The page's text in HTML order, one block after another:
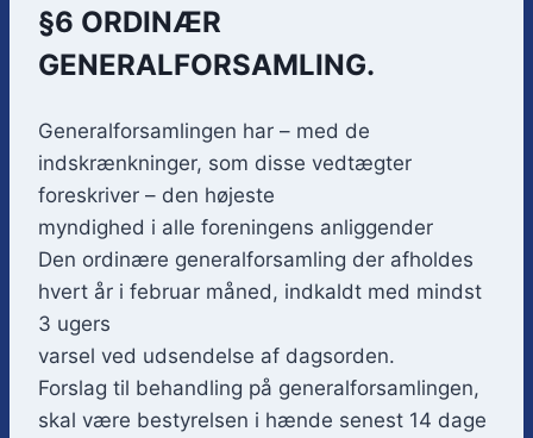
§6 ORDINÆR
GENERALFORSAMLING.
Generalforsamlingen har – med de
indskrænkninger, som disse vedtægter
foreskriver – den højeste
myndighed i alle foreningens anliggender
Den ordinære generalforsamling der afholdes
hvert år i februar måned, indkaldt med mindst
3 ugers
varsel ved udsendelse af dagsorden.
Forslag til behandling på generalforsamlingen,
skal være bestyrelsen i hænde senest 14 dage